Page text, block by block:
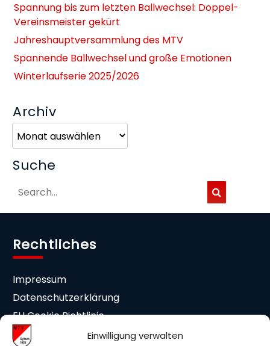
Einwilligung verwalten
Spannung bis zum letzten Ballwechsel: Doppel-
Vereinsmeister gekürt
Jahreshauptversammlung des MTV
Spannende Ballwechsel und große Emotionen
Winterlaufserie 2025/2026
Archiv
Suche
Rechtliches
Impressum
Datenschutzerklärung
EU Cookie Richtlinie
Cookie-Einstellungen